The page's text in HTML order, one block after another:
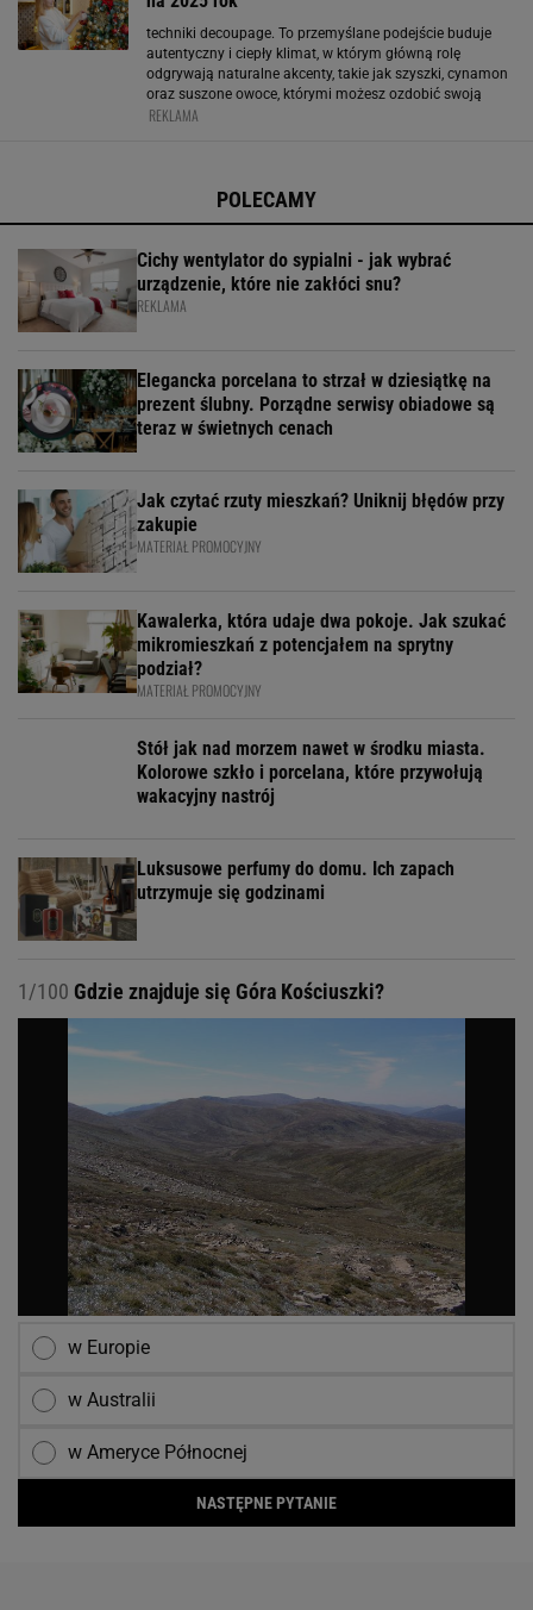
techniki decoupage. To przemyślane podejście buduje
autentyczny i ciepły klimat, w którym główną rolę
odgrywają naturalne akcenty, takie jak szyszki, cynamon
oraz suszone owoce, którymi możesz ozdobić swoją
choinkę. Reklama Leroymerlin.pl
REKLAMA
POLECAMY
Cichy wentylator do sypialni - jak wybrać
urządzenie, które nie zakłóci snu?
REKLAMA
Elegancka porcelana to strzał w dziesiątkę na
prezent ślubny. Porządne serwisy obiadowe są
teraz w świetnych cenach
Jak czytać rzuty mieszkań? Uniknij błędów przy
zakupie
MATERIAŁ PROMOCYJNY
Kawalerka, która udaje dwa pokoje. Jak szukać
mikromieszkań z potencjałem na sprytny
podział?
MATERIAŁ PROMOCYJNY
Stół jak nad morzem nawet w środku miasta.
Kolorowe szkło i porcelana, które przywołują
wakacyjny nastrój
Luksusowe perfumy do domu. Ich zapach
utrzymuje się godzinami
1/100 Gdzie znajduje się Góra Kościuszki?
w Europie
w Australii
w Ameryce Północnej
NASTĘPNE PYTANIE